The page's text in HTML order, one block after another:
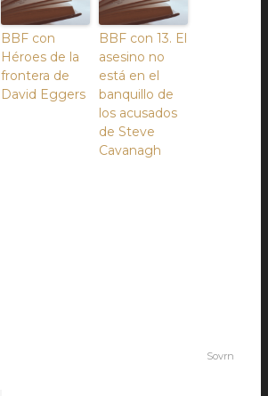
BBF con
Héroes de la
frontera de
David Eggers
BBF con 13. El
asesino no
está en el
banquillo de
los acusados
de Steve
Cavanagh
Sovrn